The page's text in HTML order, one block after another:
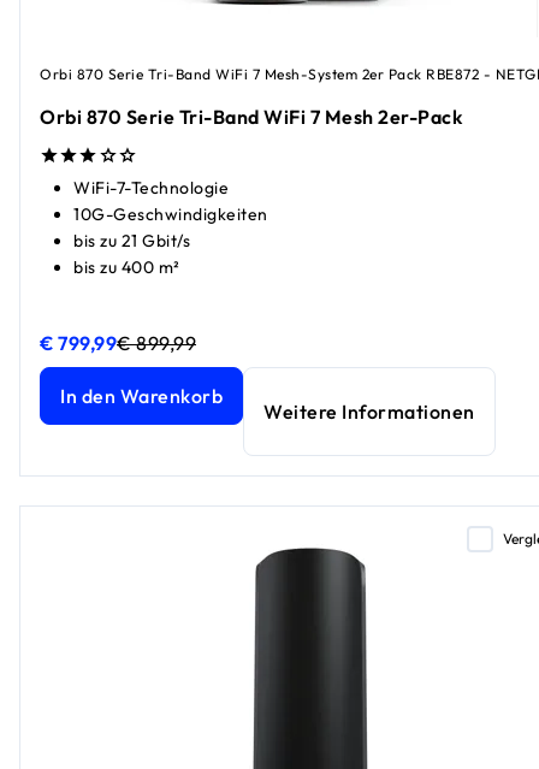
Orbi 870 Serie Tri-Band WiFi 7 Mesh-System 2er Pack RBE872 -
Orbi 870 Serie Tri-Band WiFi 7 Mesh 2er-Pack
WiFi-7-Technologie
10G-Geschwindigkeiten
bis zu 21 Gbit/s
bis zu 400 m²
€ 799,99
Orbi 870 Serie Tri-Band WiFi 7 Mesh 2er-Pack
€ 899,99
Orbi 870 Serie Tri-Band WiFi 7 Mesh 2er-Pack
In den Warenkorb
Weitere Informationen